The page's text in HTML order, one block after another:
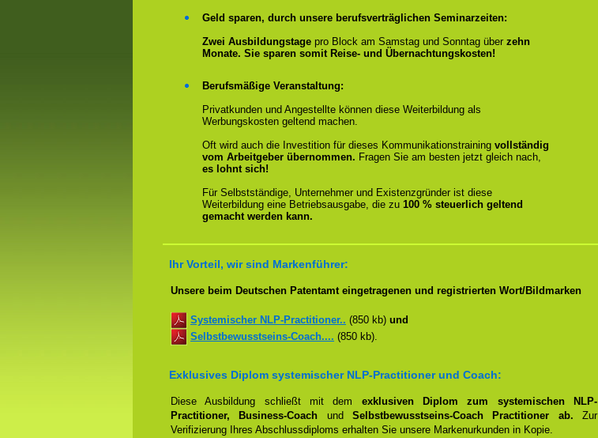
Geld sparen, durch unsere berufsverträglichen Seminarzeiten:
Zwei Ausbildungstage pro Block am Samstag und Sonntag über zehn
Monate. Sie sparen somit Reise- und Übernachtungskosten!
Berufsmäßige Veranstaltung:
Privatkunden und Angestellte können diese Weiterbildung als
Werbungskosten geltend machen.
Oft wird auch die Investition für dieses Kommunikationstraining vollständig
vom Arbeitgeber übernommen. Fragen Sie am besten jetzt gleich nach,
es lohnt sich!
Für Selbstständige, Unternehmer und Existenzgründer ist diese
Weiterbildung eine Betriebsausgabe, die zu 100 % steuerlich geltend
gemacht werden kann.
Ihr Vorteil, wir sind Markenführer:
Unsere beim Deutschen Patentamt eingetragenen und registrierten Wort/Bildmarken
Systemischer NLP-Practitioner.. (850 kb) und
Selbstbewusstseins-Coach.... (850 kb).
Exklusives Diplom systemischer NLP-Practitioner und Coach:
Diese Ausbildung schließt mit dem exklusiven Diplom zum systemischen NLP-
Practitioner, Business-Coach undSelbstbewusstseins-Coach Practitioner ab.Zur
Verifizierung Ihres Abschlussdiploms erhalten Sie unsere Markenurkunden in Kopie.